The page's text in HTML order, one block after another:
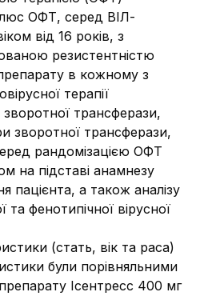
ОФТ, серед ВІЛ-
від 16 років, з
резистентністю
в кожному з
терапії
зворотної трансферази,
зворотної трансферази,
рандомізацією ОФТ
на підставі анамнезу
пацієнта, а також аналізу
та фенотипічної вірусної
(стать, вік та раса)
були порівняльними
Ісентресс 400 мг